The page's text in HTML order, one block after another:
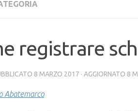
registrare
8 MARZO 2017 · AGGIORNATO 8
Abatemarco